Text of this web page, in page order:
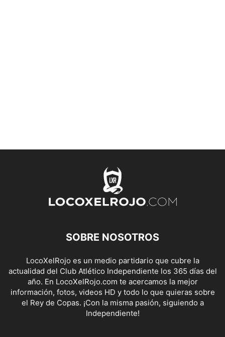
SOBRE NOSOTROS
LocoXelRojo es un medio partidario que cubre la
actualidad del Club Atlético Independiente los 365 días del
año. En LocoXelRojo.com te acercamos la mejor
información, fotos, videos HD y todo lo que quieras sobre
el Rey de Copas. ¡Con la misma pasión, siguiendo a
Independiente!